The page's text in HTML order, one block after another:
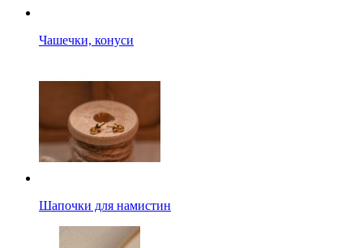
Чашечки, конуси
Шапочки для намистин